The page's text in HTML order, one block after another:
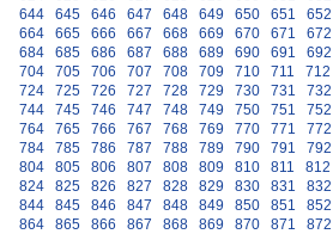
644
645 646 647 648 649 650 651 652
664
665 666 667 668 669 670 671 672
684
685 686 687 688 689 690 691 692
704
705 706 707 708 709 710 711 712
724
725 726 727 728 729 730 731 732
744
745 746 747 748 749 750 751 752
764
765 766 767 768 769 770 771 772
784
785 786 787 788 789 790 791 792
804
805 806 807 808 809 810 811 812
824
825 826 827 828 829 830 831 832
844
845 846 847 848 849 850 851 852
864
865 866 867 868 869 870 871 872